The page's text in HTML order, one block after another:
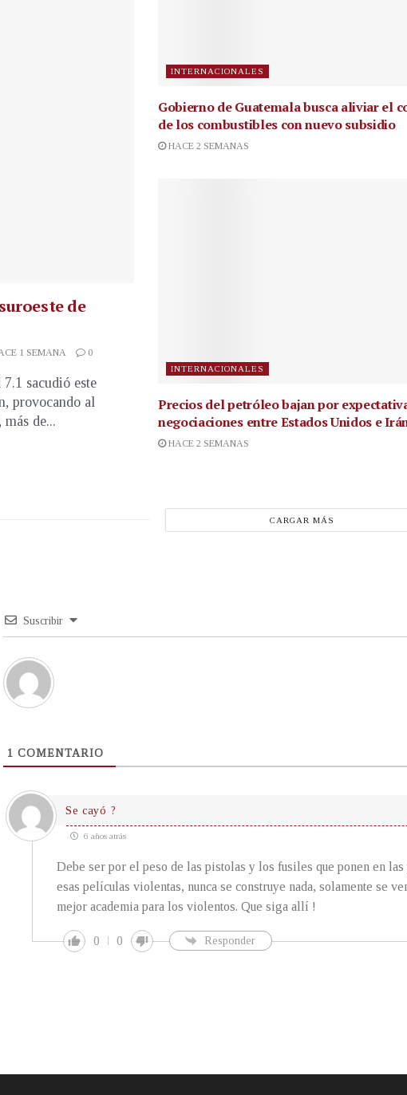
de
1 SEMANA 0
sacudió este
provocando al
de...
INTERNACIONALES
Gobierno de Guatemala busca aliviar el
de los combustibles con nuevo subsidio
HACE 2 SEMANAS
INTERNACIONALES
Precios del petróleo bajan por
negociaciones entre Estados Unidos e
HACE 2 SEMANAS
CARGAR MÁS
Suscribir
1 COMENTARIO
Se cayó ?
6 años atrás
Debe ser por el peso de las pistolas y los fusiles que ponen en
esas películas violentas, nunca se construye nada, solamente se
mejor academia para los violentos. Que siga allí !
0 0 Responder